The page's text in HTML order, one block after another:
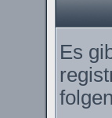
Es